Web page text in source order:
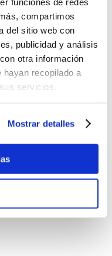
compartimos
del sitio web con
publicidad y análisis
otra información
recopilado a
servicios.
Mostrar detalles
Comparar